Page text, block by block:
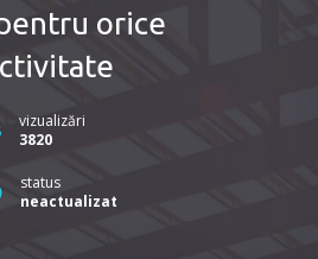
orice
vizualizări
3820
status
neactualizat